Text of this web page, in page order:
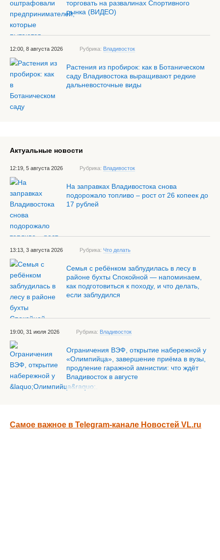
торговать на развалинах Спортивного
рынка (ВИДЕО)
12:00, 8 августа 2026 Рубрика: Владивосток
Растения из пробирок: как в Ботаническом
саду Владивостока выращивают редкие
дальневосточные виды
Актуальные новости
12:19, 5 августа 2026 Рубрика: Владивосток
На заправках Владивостока снова
подорожало топливо – рост от 26 копеек до
17 рублей
13:13, 3 августа 2026 Рубрика: Что делать
Семья с ребёнком заблудилась в лесу в
районе бухты Спокойной — напоминаем,
как подготовиться к походу, и что делать,
если заблудился
19:00, 31 июля 2026 Рубрика: Владивосток
Ограничения ВЭФ, открытие набережной у
«Олимпийца», завершение приёма в вузы,
продление гаражной амнистии: что ждёт
Владивосток в августе
Самое важное в Telegram-канале Новостей VL.ru